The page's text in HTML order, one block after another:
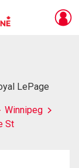
LePage
Winnipeg
St